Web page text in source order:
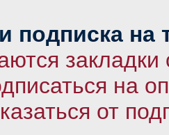
подписка на
закладки
на
от